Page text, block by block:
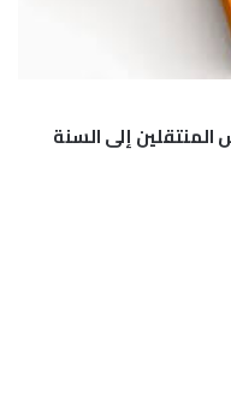
إلى السنة